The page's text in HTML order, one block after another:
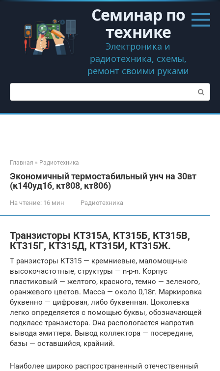
Перейти
контенту
Семинар по
технике
Электроника и
радиотехника, схемы,
ремонт своими руками
Поиск:
Главная » Радиотехника
Экономичный термостабильный унч на 30вт
(к140уд1б, кт808, кт806)
На чтение: 16 мин Радиотехника
Транзисторы КТ315А, КТ315Б, КТ315В,
КТ315Г, КТ315Д, КТ315И, КТ315Ж.
Т ранзисторы КТ315 — кремниевые, маломощные
высокочастотные, структуры — n-p-n. Корпус
пластиковый — желтого, красного, темно — зеленого,
оранжевого цветов. Масса — около 0,18г. Маркировка
буквенно — цифровая, либо буквенная. Цоколевка
легко определяется с помощью буквы, обозначающей
подкласс транзистора. Она распологается напротив
вывода эмиттера. Вывод коллектора — посередине,
базы — оставшийся, крайний.
Наиболее широко распространенный отечественный